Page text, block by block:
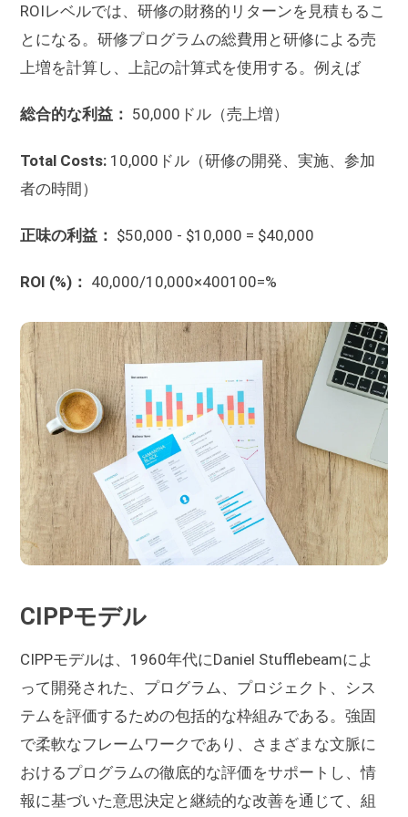
ROIレベルでは、研修の財務的リターンを見積もるこ
とになる。研修プログラムの総費用と研修による売
上増を計算し、上記の計算式を使用する。例えば
総合的な利益： 50,000ドル（売上増）
Total Costs: 10,000ドル（研修の開発、実施、参加
者の時間）
正味の利益： $50,000 - $10,000 = $40,000
ROI (%)： 40,000/10,000×400100=%
CIPPモデル
CIPPモデルは、1960年代にDaniel Stufflebeamによ
って開発された、プログラム、プロジェクト、シス
テムを評価するための包括的な枠組みである。強固
で柔軟なフレームワークであり、さまざまな文脈に
おけるプログラムの徹底的な評価をサポートし、情
報に基づいた意思決定と継続的な改善を通じて、組